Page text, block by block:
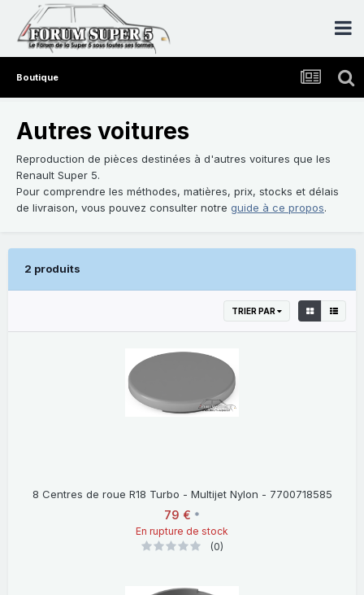
Boutique
Autres voitures
Reproduction de pièces destinées à d'autres voitures que les
Renault Super 5.
Pour comprendre les méthodes, matières, prix, stocks et délais
de livraison, vous pouvez consulter notre guide à ce propos.
2 produits
TRIER PAR
8 Centres de roue R18 Turbo - Multijet Nylon - 7700718585
79 € *
En rupture de stock
(0)